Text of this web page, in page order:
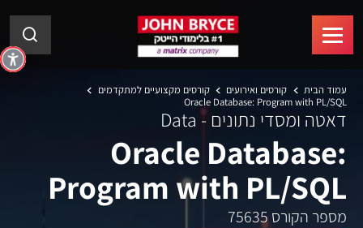
עמוד הבית קורסים ואירועים
קורסים מקצועיים למתקדמים
Oracle Database: Program with PL/SQL
דאטה ומסדי נתונים - Data
Oracle Database:
Program with PL/SQL
מספר הקורס 75635